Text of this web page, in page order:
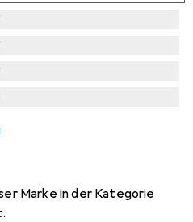
Marke in der Kategorie